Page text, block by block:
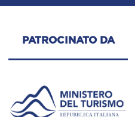
PATROCINATO DA